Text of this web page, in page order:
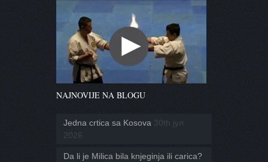
NAJNOVIJE NA BLOGU
Jedna crtica sa Kosova 30th јул
2026
Da li je Milica bila knjeginja ili carica?